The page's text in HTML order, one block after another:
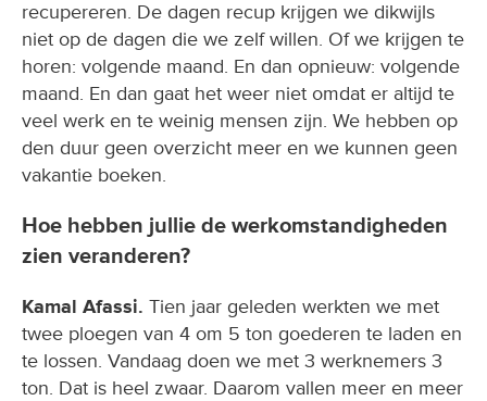
recupereren. De dagen recup krijgen we dikwijls
niet op de dagen die we zelf willen. Of we krijgen te
horen: volgende maand. En dan opnieuw: volgende
maand. En dan gaat het weer niet omdat er altijd te
veel werk en te weinig mensen zijn. We hebben op
den duur geen overzicht meer en we kunnen geen
vakantie boeken.
Hoe hebben jullie de werkomstandigheden
zien veranderen?
Kamal Afassi. Tien jaar geleden werkten we met
twee ploegen van 4 om 5 ton goederen te laden en
te lossen. Vandaag doen we met 3 werknemers 3
ton. Dat is heel zwaar. Daarom vallen meer en meer